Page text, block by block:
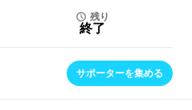
残り
終了
サポーターを集める